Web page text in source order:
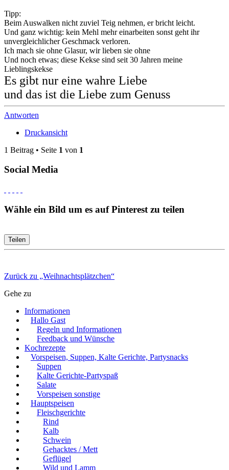
Tipp:
Beim Auswalken nicht zuviel Teig nehmen, er bricht leicht.
Und ganz wichtig: kein Mehl mehr einarbeiten sonst geht ihr
unvergleichlicher Geschmack verloren.
Ich mach sie ohne Glasur, wir lieben sie ohne
Und noch etwas; diese Kekse sind seit 30 Jahren meine
Lieblingskekse
Es gibt nur eine wahre Liebe
und das ist die Liebe zum Genuss
Antworten
Druckansicht
1 Beitrag • Seite 1 von 1
Social Media
Wähle ein Bild um es auf Pinterest zu teilen
Teilen
Zurück zu „Weihnachtsplätzchen“
Gehe zu
Informationen
Hallo Gast
Regeln und Informationen
Feedback und Wünsche
Kochrezepte
Vorspeisen, Suppen, Kalte Gerichte, Partysnacks
Suppen
Kalte Gerichte-Partyspaß
Salate
Vorspeisen sonstige
Hauptspeisen
Fleischgerichte
Rind
Kalb
Schwein
Gehacktes / Mett
Geflügel
Wild und Lamm